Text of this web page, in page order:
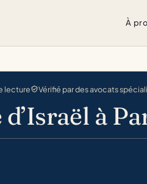
À
lecture Vérifié par des avocats
à